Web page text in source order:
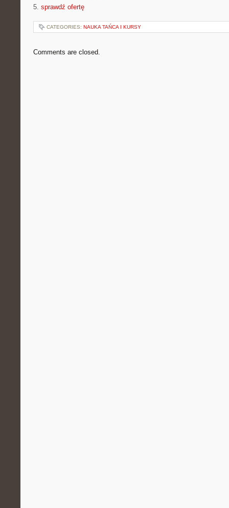
5. sprawdź ofertę
CATEGORIES: NAUKA TAŃCA I KURSY
Comments are closed.